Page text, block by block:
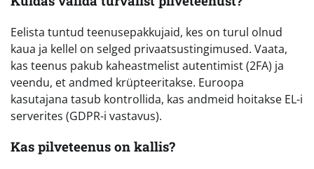
Eelista tuntud teenusepakkujaid, kes on turul olnud
kaua ja kellel on selged privaatsustingimused. Vaata,
kas teenus pakub kaheastmelist autentimist (2FA) ja
veendu, et andmed krüpteeritakse. Euroopa
kasutajana tasub kontrollida, kas andmeid hoitakse EL-i
serverites (GDPR-i vastavus).
Kas pilveteenus on kallis?